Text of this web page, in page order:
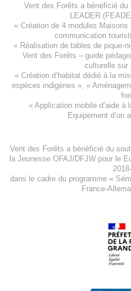
Vent des Forêts a bénéficié du
LEADER
« Création de 4 modules Maisons
communication
« Réalisation de tables de pique-
Vent des Forêts – guide
culturelle sur
« Création d’habitat dédié à la
espèces indigènes », «
« Application mobile d’aide à
Equipement d’un
Vent des Forêts a bénéficié du
la Jeunesse OFAJ/DFJWpour le
dans le cadre du programme «
France-